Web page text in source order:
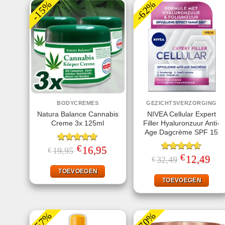
-15%
BODYCREMES
Natura Balance Cannabis
Creme 3x 125ml
Gewaardeerd
5.00uit 5
€19,95 Oorspronkelijke
prijs
€19,95.
€ 16,95prijs
TOEVOEGEN
-62%
GEZICHTSVERZORGING
NIVEA Cellular Expert
Filler Hyaluronzuur Anti-
Age Dagcrème SPF 15
Gewaardeerd
4.60uit 5
€32,49
prijs
€32,49.
€ 12,49
TOEVOEGEN